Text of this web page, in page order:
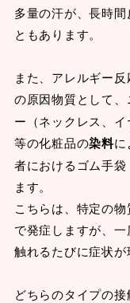
多量の汗が、長時
ともあります。
また、アレルギー
の原因物質として
ー（ネックレス、
等の化粧品の染料に
者におけるゴム手
ます。
こちらは、特定の
で発症しますが、
触れるたびに症状が
どちらのタイプの